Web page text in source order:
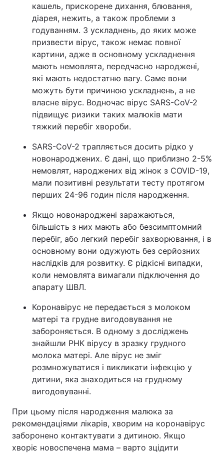
кашель, прискорене дихання, блювання,
діарея, нежить, а також проблеми з
годуванням. З ускладнень, до яких може
призвести вірус, також немає повної
картини, адже в основному ускладнення
мають немовлята, передчасно народжені,
які мають недостатню вагу. Саме вони
можуть бути причиною ускладнень, а не
власне вірус. Водночас вірус SARS-CoV-2
підвищує ризики таких малюків мати
тяжкий перебіг хвороби.
SARS-CoV-2 трапляється досить рідко у
новонароджених. Є дані, що приблизно 2-5%
немовлят, народжених від жінок з COVID-19,
мали позитивні результати тесту протягом
перших 24-96 годин після народження.
Якщо новонароджені заражаються,
більшість з них мають або безсимптомний
перебіг, або легкий перебіг захворювання, і в
основному вони одужують без серйозних
наслідків для розвитку. Є рідкісні випадки,
коли немовлята вимагали підключення до
апарату ШВЛ.
Коронавірус не передається з молоком
матері та грудне вигодовування не
забороняється. В одному з досліджень
знайшли РНК вірусу в зразку грудного
молока матері. Але вірус не зміг
розмножуватися і викликати інфекцію у
дитини, яка знаходиться на грудному
вигодовуванні.
При цьому після народження малюка за
рекомендаціями лікарів, хворим на коронавірус
заборонено контактувати з дитиною. Якщо
хворіє новоспечена мама – варто зцідити